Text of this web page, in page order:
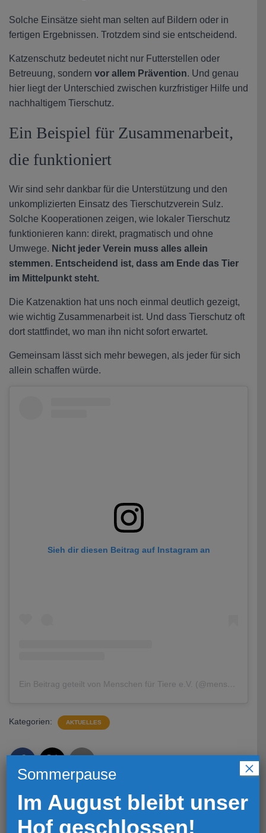
Solche Einsätze sieht man selten auf Bildern oder in
fertigen Ergebnissen. Trotzdem sind sie entscheidend.
Katzenschutz bedeutet nicht nur Futterstellen oder
Betreuung, sondern vor allem Prävention. Und genau
hier liegt der Unterschied zwischen kurzfristiger Hilfe und
nachhaltigem Tierschutz.
Ein Beispiel für Zusammenarbeit,
die funktioniert
Wir sind sehr dankbar für die Unterstützung und den
unkomplizierten Einsatz des Tierschutzverein Sulz.
Solche Kooperationen zeigen, wie lokaler Tierschutz
funktionieren kann: direkt, pragmatisch und ohne
Umwege. Nicht jeder Verein muss alles allein
stemmen. Entscheidend ist, dass am Ende das Tier
im Mittelpunkt steht.
Die Katzenaktion hat uns noch einmal deutlich gezeigt,
wie wichtig Zusammenarbeit ist. Und dass Tierschutz oft
dort stattfindet, wo man ihn nicht sofort erwartet.
Gemeinsam lässt sich mehr bewegen, als jeder für sich
allein schaffen würde.
Sieh dir diesen Beitrag auf Instagram an
Ein Beitrag geteilt von Menschen für Tiere e.V. (@menschenfuertiere)
Kategorien: AKTUELLES
Sommerpause
Im August bleibt unser
Hof geschlossen!
×